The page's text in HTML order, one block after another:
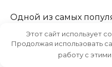
Одной из самых
работы с векторной
Inkscape. Это
мощными функциями
Этот сайт использует
Продолжая использовать
работу с